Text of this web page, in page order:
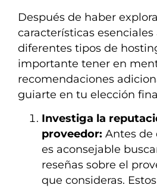
Después de haber
características esenciales
diferentes tipos de
importante tener en
recomendaciones
guiarte en tu elección
Investiga la
proveedor: Antes de
es aconsejable
reseñas sobre el
que consideras.